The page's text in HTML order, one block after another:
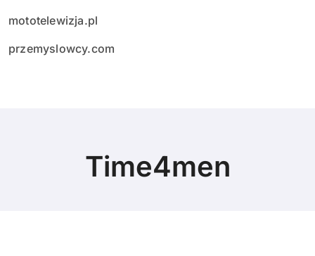
mototelewizja.pl
przemyslowcy.com
Time4men